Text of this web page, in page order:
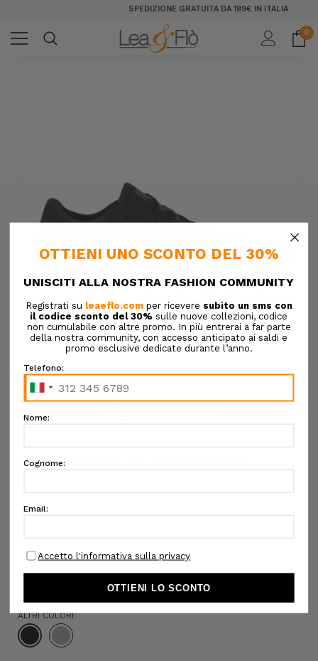
SPEDIZIONE GRATUITA DA 189€ IN ITALIA
0
SNEAKERS CLOUD X 4 AD SPEEDBOARD
Confezione regalo: Opzioni disponibili
ALTRI COLORI:
×